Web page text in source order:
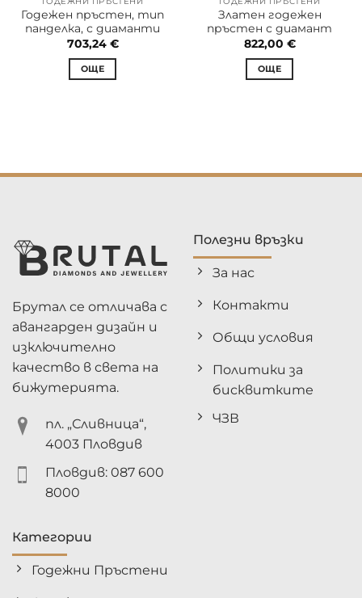
Годежен пръстен, тип
панделка, с диаманти
703,24 €
ОЩЕ
Златен годежен
пръстен с диамант
822,00 €
ОЩЕ
Брутал се отличава с
авангарден дизайн и
изключително
качество в света на
бижутерията.
пл. „Сливница“,
4003 Пловдив
Пловдив: 087 600
8000
Полезни връзки
За нас
Контакти
Общи условия
Политики за
бисквитките
ЧЗВ
Категории
Годежни Пръстени